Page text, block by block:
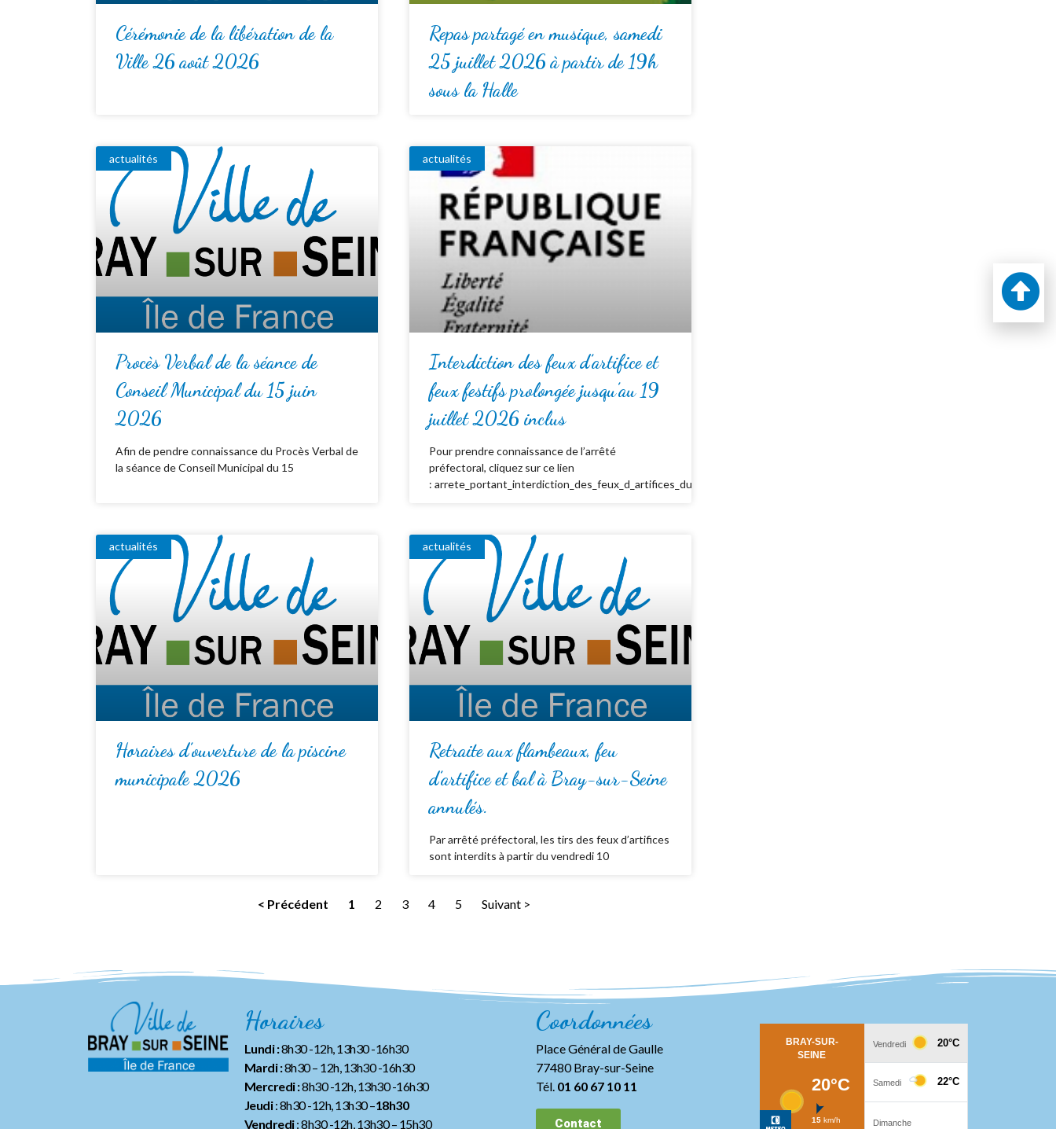
Cérémonie de la libération de la
Ville 26 août 2026
Repas partagé en musique, samedi
25 juillet 2026 à partir de 19h
sous la Halle
actualités
Procès Verbal de la séance de
Conseil Municipal du 15 juin
2026
Afin de pendre connaissance du Procès Verbal de
la séance de Conseil Municipal du 15
actualités
Interdiction des feux d’artifice et
feux festifs prolongée jusqu’au 19
juillet 2026 inclus
Pour prendre connaissance de l’arrêté
préfectoral, cliquez sur ce lien
: arrete_portant_interdiction_des_feux_d_artifices_du_15_au_19_juillet_2026
actualités
Horaires d’ouverture de la piscine
municipale 2026
actualités
Retraite aux flambeaux, feu
d’artifice et bal à Bray-sur-Seine
annulés.
Par arrêté préfectoral, les tirs des feux d’artifices
sont interdits à partir du vendredi 10
< Précédent 1 2 3 4 5 Suivant >
Horaires
Lundi :8h30 -12h, 13h30 -16h30
Mardi :8h30 – 12h, 13h30 -16h30
Mercredi :8h30 -12h, 13h30 -16h30
Jeudi: 8h30 -12h, 13h30 –18h30
Vendredi: 8h30 -12h, 13h30– 15h30
Coordonnées
Place Général de Gaulle
77480 Bray-sur-Seine
Tél. 01 60 67 10 11
Contact